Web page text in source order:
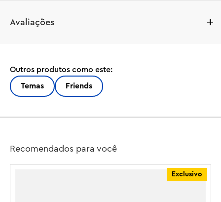
conjunto de construção com tema musical. O LEGO®
corgi, além de acessórios para inspirar brincadeiras
imaginativas.
enquanto exploram todos os diferentes instrumentos da
também um piano de rua onde Marimba, a corgi, adora
"cantar" no microfone. O prédio colorido apresenta um
divertido mascote de nota musical destacável e uma
escada com teclas de piano que leva ao aconchegante
Avaliações
Outros produtos como este:
Temas Friends
Recomendados para você
Exclusivo